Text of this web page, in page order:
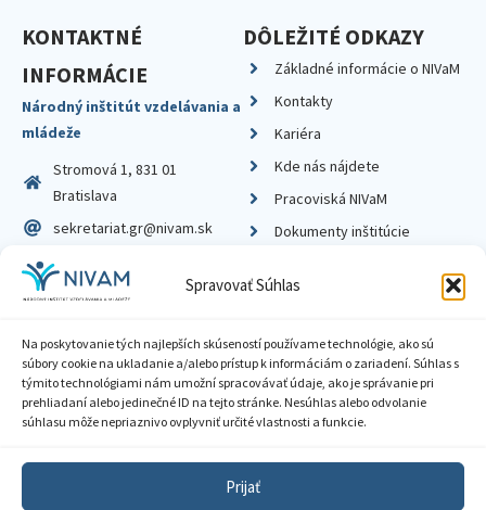
Spravovať Súhlas
Na poskytovanie tých najlepších skúseností používame technológie, ako sú
súbory cookie na ukladanie a/alebo prístup k informáciám o zariadení. Súhlas s
týmito technológiami nám umožní spracovávať údaje, ako je správanie pri
prehliadaní alebo jedinečné ID na tejto stránke. Nesúhlas alebo odvolanie
súhlasu môže nepriaznivo ovplyvniť určité vlastnosti a funkcie.
Prijať
KONTAKTNÉ
INFORMÁCIE
Národný inštitút vzdelávania a
mládeže
Stromová 1, 831 01
Bratislava
sekretariat.gr@nivam.sk
IČO: 00164348
DIČ: 2020798714
DÔLEŽITÉ ODKAZY
Základné informácie o NIVaM
Kontakty
Kariéra
Kde nás nájdete
Pracoviská NIVaM
Dokumenty inštitúcie
Zásady ochrany súkromia
Sprístupnenie informácií